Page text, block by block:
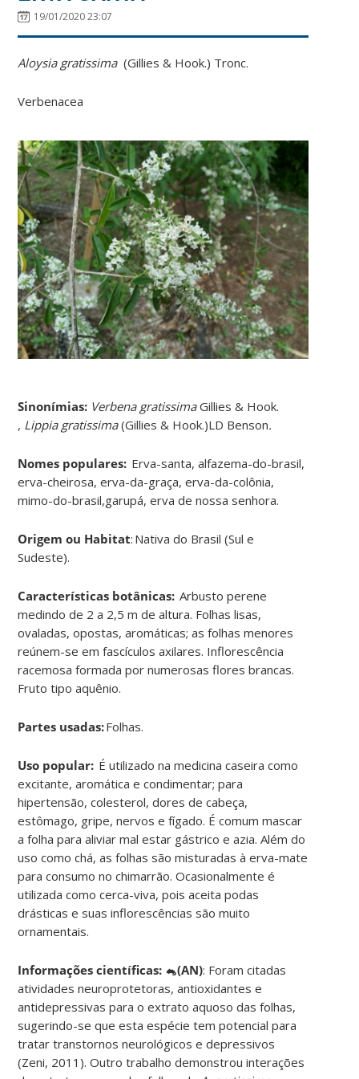
19/01/2020 23:07
Aloysia gratissima(Gillies & Hook.) Tronc.
Verbenacea
Sinonímias: Verbena gratissimaGillies & Hook.
, Lippia gratissima(Gillies & Hook.)LD Benson.
Nomes populares: Erva-santa, alfazema-do-brasil,
erva-cheirosa, erva-da-graça, erva-da-colônia,
mimo-do-brasil,garupá, erva de nossa senhora.
Origem ou Habitat: Nativa do Brasil (Sul e
Sudeste).
Características botânicas: Arbusto perene
medindo de 2 a 2,5 m de altura. Folhas lisas,
ovaladas, opostas, aromáticas; as folhas menores
reúnem-se em fascículos axilares. Inflorescência
racemosa formada por numerosas flores brancas.
Fruto tipo aquênio.
Partes usadas:Folhas.
Uso popular: É utilizado na medicina caseira como
excitante, aromática e condimentar; para
hipertensão, colesterol, dores de cabeça,
estômago, gripe, nervos e fígado. É comum mascar
a folha para aliviar mal estar gástrico e azia. Além do
uso como chá, as folhas são misturadas à erva-mate
para consumo no chimarrão. Ocasionalmente é
utilizada como cerca-viva, pois aceita podas
drásticas e suas inflorescências são muito
ornamentais.
Informações científicas: 🐁(AN): Foram citadas
atividades neuroprotetoras, antioxidantes e
antidepressivas para o extrato aquoso das folhas,
sugerindo-se que esta espécie tem potencial para
tratar transtornos neurológicos e depressivos
(Zeni, 2011). Outro trabalho demonstrou interações